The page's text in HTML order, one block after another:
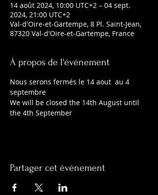
14 août 2024, 10:00 UTC+2 – 04 sept.
2024, 21:00 UTC+2
Val-d'Oire-et-Gartempe, 8 Pl. Saint-Jean,
87320 Val-d'Oire-et-Gartempe, France
À propos de l'événement
Nous serons fermés le 14 aout  au 4
septembre
We will be closed the 14th August until
the 4th September
Partager cet événement